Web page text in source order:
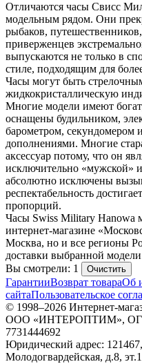
Отличаются часы Свисс
модельным рядом. Они
рыбаков,
приверженцев
выпускаются не только в
стиле, подходящим для
Часы могут быть
жидкокристаллическую
Многие модели имеют
оснащены будильником,
барометром, секундомером
дополнениями. Многие
аксессуар потому, что он
исключительно «мужской»
абсолютно исключены
респектабельность
пропорций.
Часы Swiss Military Hanowa
интернет-магазине
Москва, но и все регионы
доставки выбранной
Вы смотрели: 1
Очистить
ГарантииВозврат товараОб
сайтаПользовательское
© 1998–2026 Интернет-
ООО «ИНТЕРОПТИМ»,
7731444692
Юридический адрес:
Молодогвардейская, д.8,